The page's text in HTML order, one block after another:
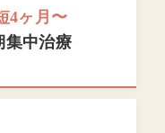
4ヶ月〜
集中治療